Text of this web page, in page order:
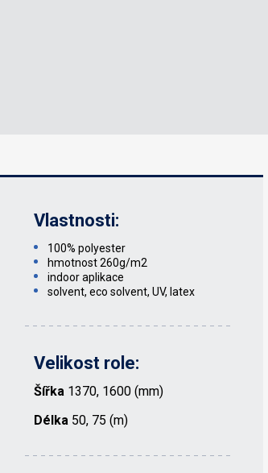
Vlastnosti:
100% polyester
hmotnost 260g/m2
indoor aplikace
solvent, eco solvent, UV, latex
Velikost role:
Šířka 1370, 1600 (mm)
Délka 50, 75 (m)